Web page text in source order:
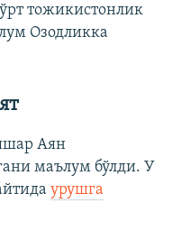
тожикистонлик
Озодликка
Аян
маълум бўлди. У
урушга